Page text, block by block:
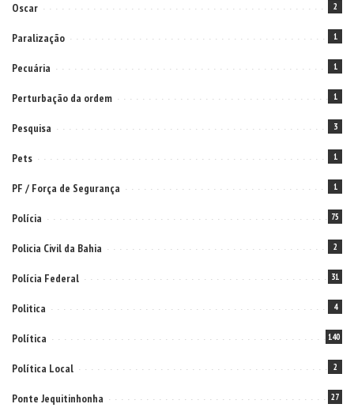
Oscar 2
Paralização 1
Pecuária 1
Perturbação da ordem 1
Pesquisa 3
Pets 1
PF / Força de Segurança 1
Polícia 75
Policia Civil da Bahia 2
Polícia Federal 31
Politica 4
Política 140
Política Local 2
Ponte Jequitinhonha 27